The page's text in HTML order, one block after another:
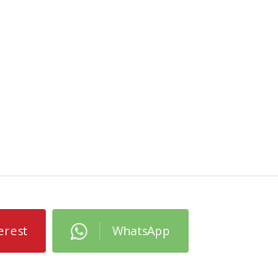
WhatsApp